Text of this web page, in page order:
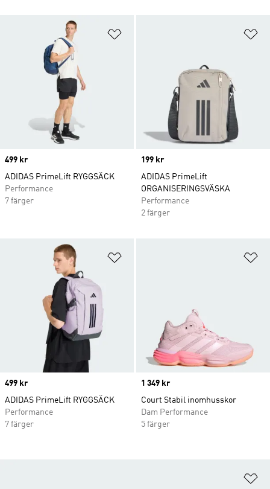
Price
499 kr
ADIDAS PrimeLift RYGGSÄCK
Performance
7 färger
Price
199 kr
ADIDAS PrimeLift
ORGANISERINGSVÄSKA
Performance
2 färger
Price
499 kr
ADIDAS PrimeLift RYGGSÄCK
Performance
7 färger
Price
1 349 kr
Court Stabil inomhusskor
Dam Performance
5 färger